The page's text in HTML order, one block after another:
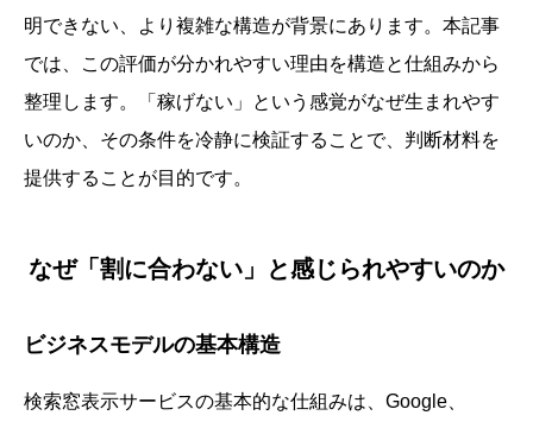
明できない、より複雑な構造が背景にあります。本記事
では、この評価が分かれやすい理由を構造と仕組みから
整理します。「稼げない」という感覚がなぜ生まれやす
いのか、その条件を冷静に検証することで、判断材料を
提供することが目的です。
なぜ「割に合わない」と感じられやすいのか
ビジネスモデルの基本構造
検索窓表示サービスの基本的な仕組みは、Google、